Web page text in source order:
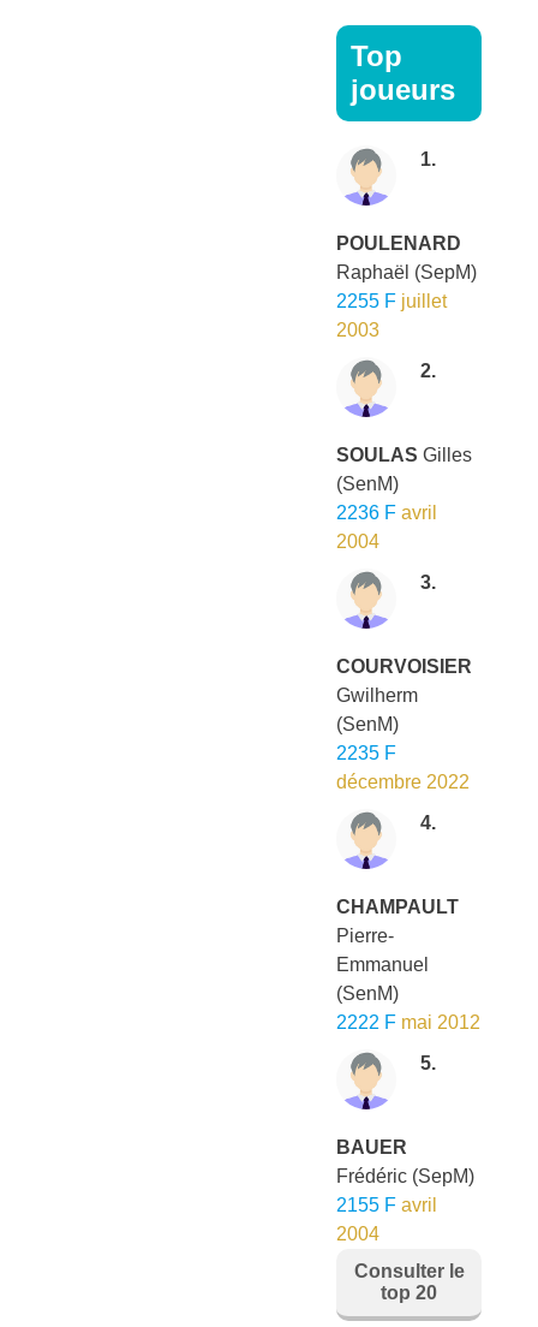
Top
joueurs
1.
POULENARD
Raphaël (SepM)
2255 F juillet
2003
2.
SOULAS Gilles
(SenM)
2236 F avril
2004
3.
COURVOISIER
Gwilherm
(SenM)
2235 F
décembre 2022
4.
CHAMPAULT
Pierre-
Emmanuel
(SenM)
2222 F mai 2012
5.
BAUER
Frédéric (SepM)
2155 F avril
2004
Consulter le
top 20